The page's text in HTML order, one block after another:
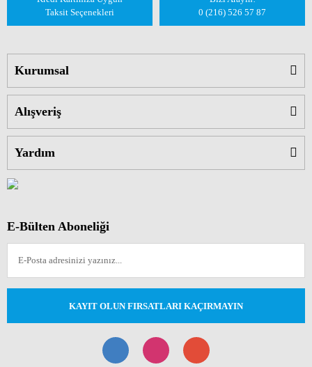
Taksit Seçenekleri
0 (216) 526 57 87
Kurumsal
Alışveriş
Yardım
E-Bülten Aboneliği
KAYIT OLUN FIRSATLARI KAÇIRMAYIN